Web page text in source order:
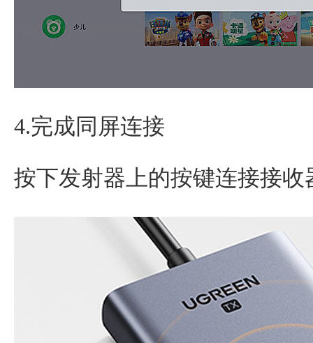
4.完成同屏连接
按下发射器上的按键连接接